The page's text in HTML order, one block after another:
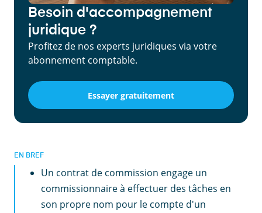
Besoin d'accompagnement
juridique ?
Profitez de nos experts juridiques via votre
abonnement comptable.
Essayer gratuitement
EN BREF
Un contrat de commission engage un
commissionnaire à effectuer des tâches en
son propre nom pour le compte d'un